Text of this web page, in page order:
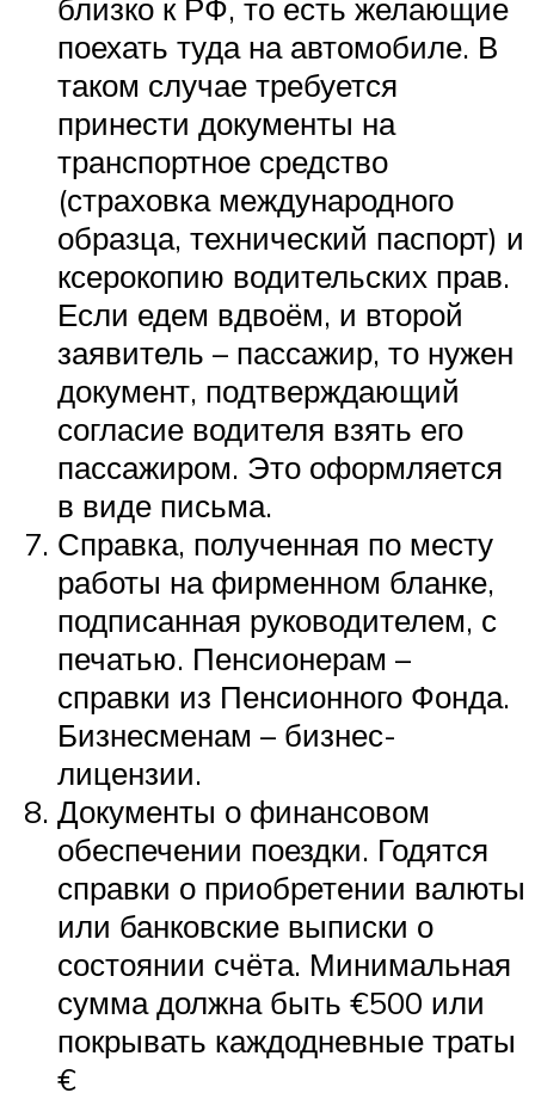
близко к РФ, то есть желающие
поехать туда на автомобиле. В
таком случае требуется
принести документы на
транспортное средство
(страховка международного
образца, технический паспорт) и
ксерокопию водительских прав.
Если едем вдвоём, и второй
заявитель – пассажир, то нужен
документ, подтверждающий
согласие водителя взять его
пассажиром. Это оформляется
в виде письма.
Справка, полученная по месту
работы на фирменном бланке,
подписанная руководителем, с
печатью. Пенсионерам –
справки из Пенсионного Фонда.
Бизнесменам – бизнес-
лицензии.
Документы о финансовом
обеспечении поездки. Годятся
справки о приобретении валюты
или банковские выписки о
состоянии счёта. Минимальная
сумма должна быть €500 или
покрывать каждодневные траты
€